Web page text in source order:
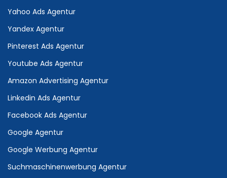
Yahoo Ads Agentur
Yandex Agentur
Pinterest Ads Agentur
Youtube Ads Agentur
Amazon Advertising Agentur
Linkedin Ads Agentur
Facebook Ads Agentur
Google Agentur
Google Werbung Agentur
Suchmaschinenwerbung Agentur